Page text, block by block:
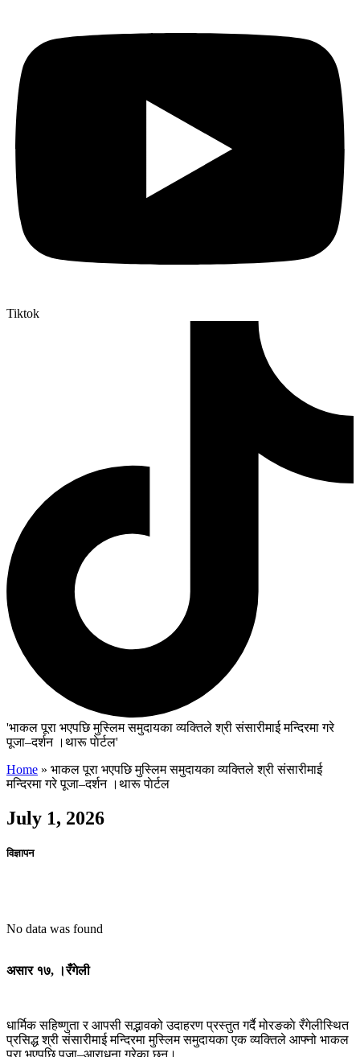
Tiktok
'भाकल पूरा भएपछि मुस्लिम समुदायका व्यक्तिले श्री संसारीमाई मन्दिरमा गरे
पूजा–दर्शन ।थारू पाेर्टल'
Home » भाकल पूरा भएपछि मुस्लिम समुदायका व्यक्तिले श्री संसारीमाई
मन्दिरमा गरे पूजा–दर्शन ।थारू पाेर्टल
July 1, 2026
विज्ञापन
No data was found
असार १७, ।रँगेली
धार्मिक सहिष्णुता र आपसी सद्भावको उदाहरण प्रस्तुत गर्दै मोरङकाे रँगेलीस्थित
प्रसिद्ध श्री संसारीमाई मन्दिरमा मुस्लिम समुदायका एक व्यक्तिले आफ्नो भाकल
पूरा भएपछि पूजा–आराधना गरेका छन्।